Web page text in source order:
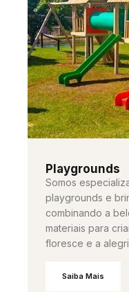
Playgrounds
Somos
playgrounds e
combinando a
materiais para
floresce e a
Saiba Mais